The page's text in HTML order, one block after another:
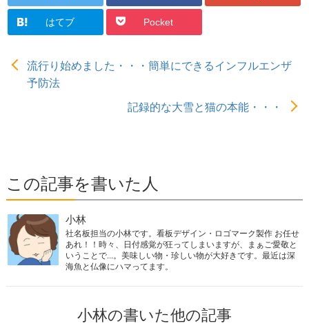
はてブ Pocket
流行り始めました・・・簡単にできるインフルエンザ
予防法
記録的な大雪と猫の本能・・・
この記事を書いた人
小林
社名板担当の小林です。看板デザイン・ロゴマーク製作 お任せ
あれ！！時々、日付感覚が狂ってしまいますが、まぁご愛敬と
いうことで...。美味しい物・珍しい物が大好きです。最近は深
海魚と仏像にハマってます。
小林の書いた他の記事